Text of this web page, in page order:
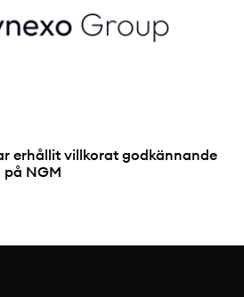
erhållit villkorat godkännande
NGM